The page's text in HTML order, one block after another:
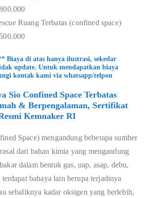
Ruang Terbatas (confined space)
Biaya di atas hanya ilustrasi, sekedar
update. Untuk mendapatkan biaya
kontak kami via whatsapp/telpon
Sio Confined Space Terbatas
& Berpengalaman, Sertifikat
Kemnaker RI
Space) mengandung beberapa sumber
dari bahan kimia yang mengandung
dalam bentuk gas, uap, asap, debu,
bahaya lain berupa terjadinya
sebaliknya kadar oksigen yang berlebih,